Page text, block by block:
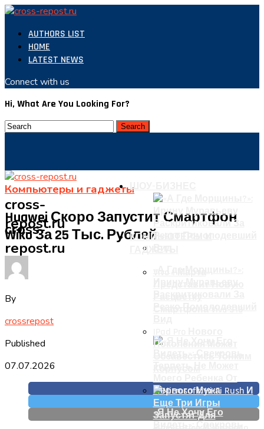
AUTHORS LIST
HOME
LATEST NEWS
Connect with us
Hi, What Are You Looking For?
cross-
repost.ru
cross-
repost.ru
ШОУ-БИЗНЕС
«Я Не Хочу Его
КОМПЬЮТЕРЫ И
ГАДЖЕТЫ
Поколения Может
Компьютеры и гаджеты
Huawei Скоро Запустит Смартфон
Wiko За 25 Тыс. Рублей
By
crossrepost
Published
07.07.2026